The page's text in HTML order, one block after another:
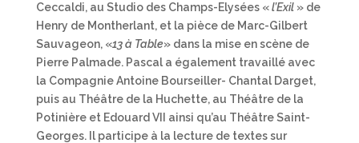
Ceccaldi, au Studio des Champs-Elysées «l’Exil » de
Henry de Montherlant, et la pièce de Marc-Gilbert
Sauvageon, «13 à Table» dans la mise en scène de
Pierre Palmade. Pascal a également travaillé avec
la Compagnie Antoine Bourseiller- Chantal Darget,
puis au Théâtre de la Huchette, au Théâtre de la
Potinière et Edouard VII ainsi qu’au Théâtre Saint-
Georges. Il participe à la lecture de textes sur